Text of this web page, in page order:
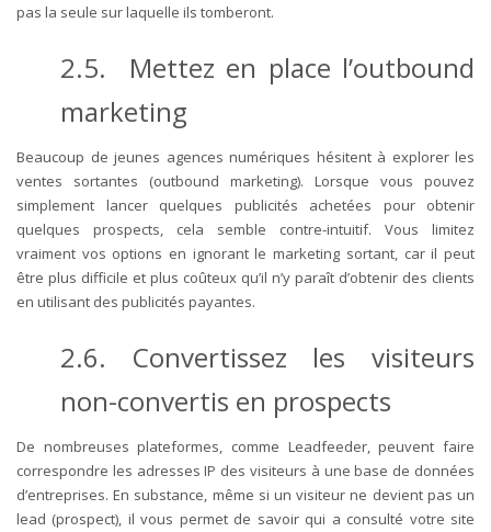
pas la seule sur laquelle ils tomberont.
2.5. Mettez en place l’outbound
marketing
Beaucoup de jeunes agences numériques hésitent à explorer les
ventes sortantes (outbound marketing). Lorsque vous pouvez
simplement lancer quelques publicités achetées pour obtenir
quelques prospects, cela semble contre-intuitif. Vous limitez
vraiment vos options en ignorant le marketing sortant, car il peut
être plus difficile et plus coûteux qu’il n’y paraît d’obtenir des clients
en utilisant des publicités payantes.
2.6. Convertissez les visiteurs
non-convertis en prospects
De nombreuses plateformes, comme Leadfeeder, peuvent faire
correspondre les adresses IP des visiteurs à une base de données
d’entreprises. En substance, même si un visiteur ne devient pas un
lead (prospect), il vous permet de savoir qui a consulté votre site